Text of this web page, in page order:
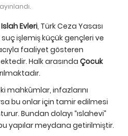
Evleri, Türk Ceza Yasası
suç işlemiş küçük gençleri ve
faaliyet gösteren
Halk arasında Çocuk
mahkûmlar, infazlarını
bu onlar için tamir edilmesi
Bundan dolayı “ıslahevi”
yapılar meydana getirilmiştir.